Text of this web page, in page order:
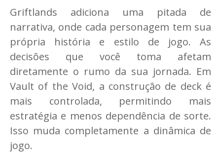
Griftlands adiciona uma pitada de
narrativa, onde cada personagem tem sua
própria história e estilo de jogo. As
decisões que você toma afetam
diretamente o rumo da sua jornada. Em
Vault of the Void, a construção de deck é
mais controlada, permitindo mais
estratégia e menos dependência de sorte.
Isso muda completamente a dinâmica de
jogo.